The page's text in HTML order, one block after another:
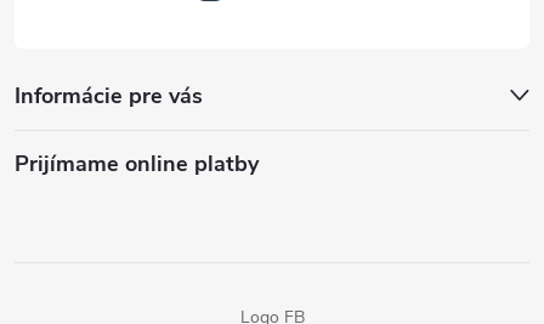
Informácie pre vás
Prijímame online platby
Logo FB